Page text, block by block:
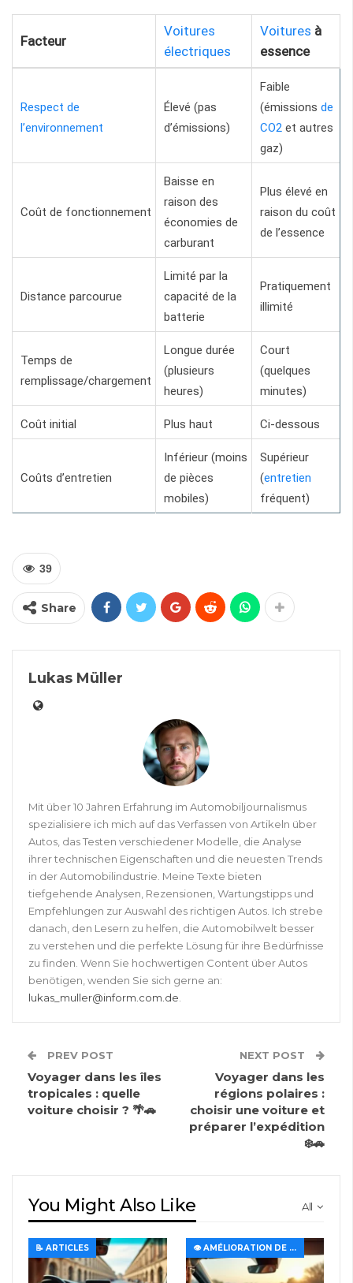
Facteur
Voitures
électriques
Voitures à
essence
Respect de
l’environnement
Élevé (pas
d’émissions)
Faible
(émissions de
CO2 et autres
gaz)
Coût de fonctionnement
Baisse en
raison des
économies de
carburant
Plus élevé en
raison du coût
de l’essence
Distance parcourue
Limité par la
capacité de la
batterie
Pratiquement
illimité
Temps de
remplissage/chargement
Longue durée
(plusieurs
heures)
Court
(quelques
minutes)
Coût initial Plus haut Ci-dessous
Coûts d’entretien
Inférieur (moins
de pièces
mobiles)
Supérieur
(entretien
fréquent)
39
Share
Lukas Müller
Mit über 10 Jahren Erfahrung im Automobiljournalismus
spezialisiere ich mich auf das Verfassen von Artikeln über
Autos, das Testen verschiedener Modelle, die Analyse
ihrer technischen Eigenschaften und die neuesten Trends
in der Automobilindustrie. Meine Texte bieten
tiefgehende Analysen, Rezensionen, Wartungstipps und
Empfehlungen zur Auswahl des richtigen Autos. Ich strebe
danach, den Lesern zu helfen, die Automobilwelt besser
zu verstehen und die perfekte Lösung für ihre Bedürfnisse
zu finden. Wenn Sie hochwertigen Content über Autos
benötigen, wenden Sie sich gerne an:
lukas_muller@inform.com.de.
PREV POST
Voyager dans les îles
tropicales : quelle
voiture choisir ? 🌴🚗
NEXT POST
Voyager dans les
régions polaires :
choisir une voiture et
préparer l’expédition
❄️🚗
All
You Might Also Like
📝 ARTICLES 👁️ AMÉLIORATION DE LA VISIBILITÉ ET DE L'ÉCLAIRAGE